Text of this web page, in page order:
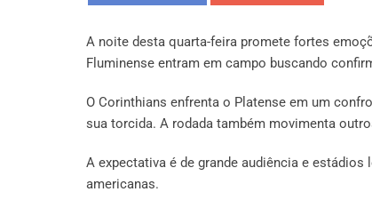
A noite desta quarta-feira promete fortes
Fluminense entram em campo buscando
O Corinthians enfrenta o Platense em um
sua torcida. A rodada também movimenta
A expectativa é de grande audiência e
americanas.